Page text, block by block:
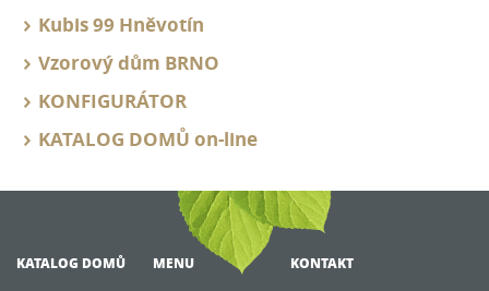
Kubis 99 Hněvotín
Vzorový dům BRNO
KONFIGURÁTOR
KATALOG DOMŮ on-line
KATALOG DOMŮ MENU KONTAKT